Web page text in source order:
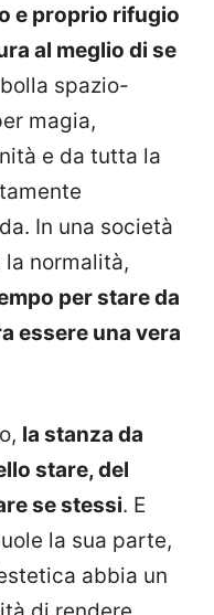
e proprio rifugio
al meglio di se
spazio-
magia,
e da tutta la
In una società
normalità,
per stare da
essere una vera
la stanza da
stare, del
se stessi. E
la sua parte,
abbia un